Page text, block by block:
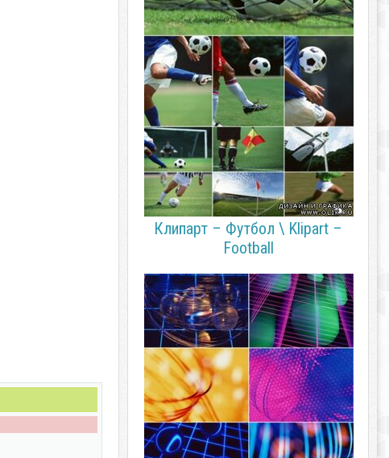
Клипарт – Футбол \ Klipart –
Football